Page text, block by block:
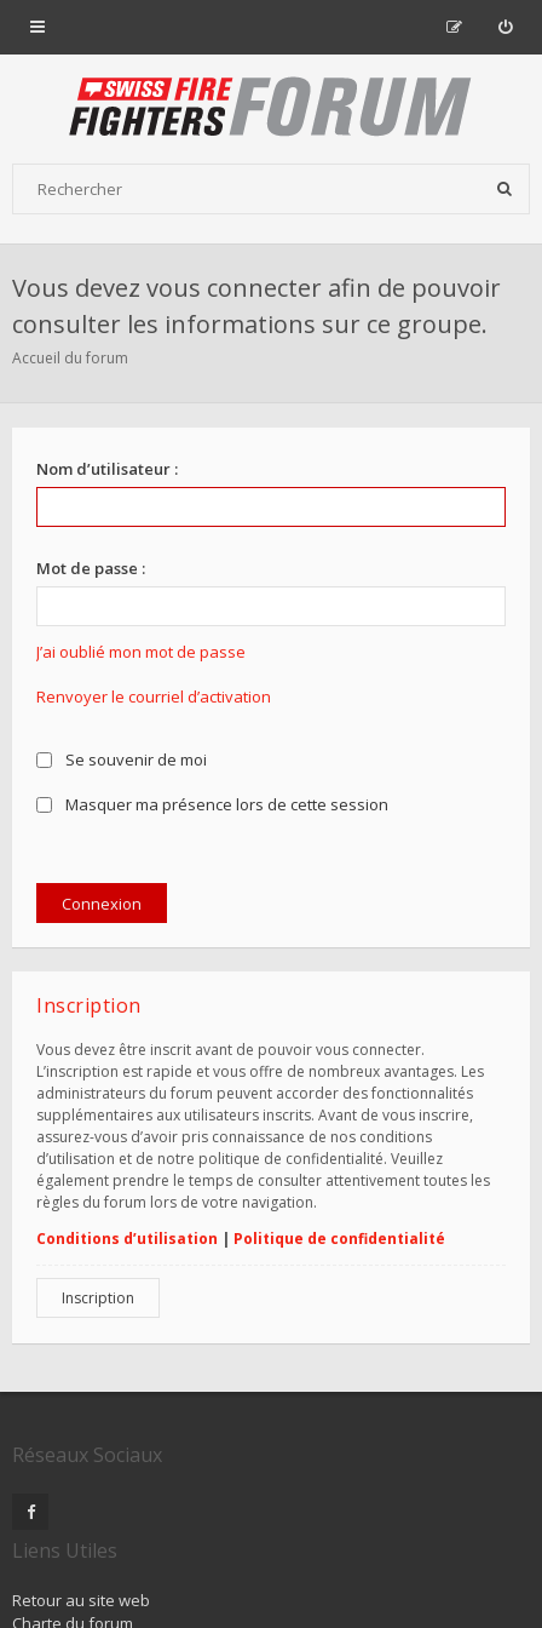
Vous devez vous connecter afin de pouvoir
consulter les informations sur ce groupe.
Accueil du forum
Nom d’utilisateur :
Mot de passe :
J’ai oublié mon mot de passe
Renvoyer le courriel d’activation
Se souvenir de moi
Masquer ma présence lors de cette session
Inscription
Vous devez être inscrit avant de pouvoir vous connecter.
L’inscription est rapide et vous offre de nombreux avantages. Les
administrateurs du forum peuvent accorder des fonctionnalités
supplémentaires aux utilisateurs inscrits. Avant de vous inscrire,
assurez-vous d’avoir pris connaissance de nos conditions
d’utilisation et de notre politique de confidentialité. Veuillez
également prendre le temps de consulter attentivement toutes les
règles du forum lors de votre navigation.
Conditions d’utilisation | Politique de confidentialité
Inscription
Réseaux Sociaux
Liens Utiles
Retour au site web
Charte du forum